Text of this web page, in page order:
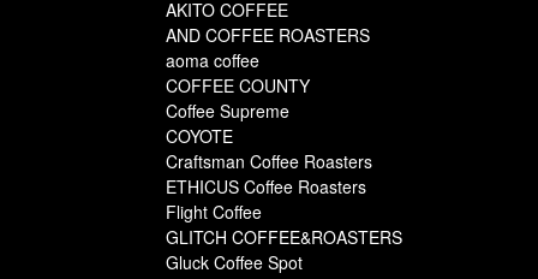
AKITO COFFEE
AND COFFEE ROASTERS
aoma coffee
COFFEE COUNTY
Coffee Supreme
COYOTE
Craftsman Coffee Roasters
ETHICUS Coffee Roasters
Flight Coffee
GLITCH COFFEE&ROASTERS
Gluck Coffee Spot